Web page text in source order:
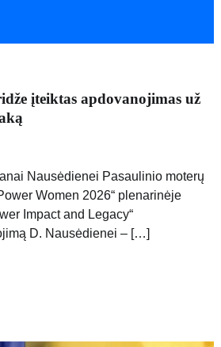
įteiktas apdovanojimas už
Nausėdienei Pasaulinio moterų
Women 2026“ plenarinėje
Impact and Legacy“
D. Nausėdienei – […]